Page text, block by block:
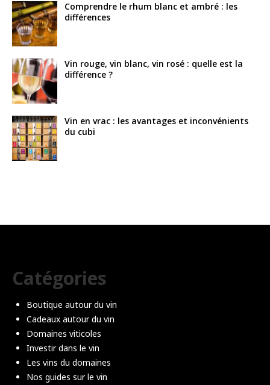
Comprendre le rhum blanc et ambré : les
différences
Vin rouge, vin blanc, vin rosé : quelle est la
différence ?
Vin en vrac : les avantages et inconvénients
du cubi
Catégories
Boutique autour du vin
Cadeaux autour du vin
Domaines viticoles
Investir dans le vin
Les vins du domaines
Nos guides sur le vin